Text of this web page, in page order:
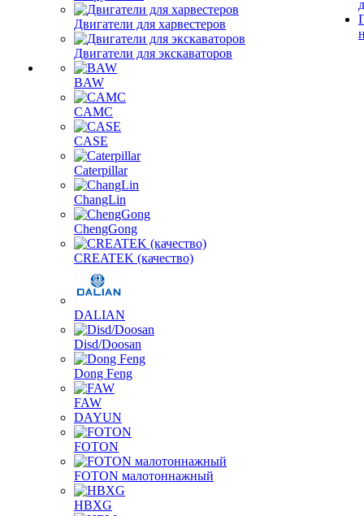
Двигатели для харвестеров
Двигатели для экскаваторов
BAW
CAMC
CASE
Caterpillar
ChangLin
ChengGong
CREATEK (качество)
DALIAN
Disd/Doosan
Dong Feng
FAW
DAYUN
FOTON
FOTON малотоннажный
HBXG